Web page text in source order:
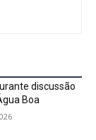
discussão
Boa